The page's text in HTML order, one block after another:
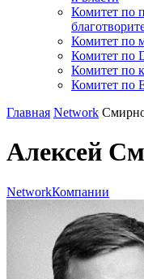
Комитет по
Комитет по
Комитет по
Комитет по
Комитет по
Главная Network
Алексей
NetworkКомпании